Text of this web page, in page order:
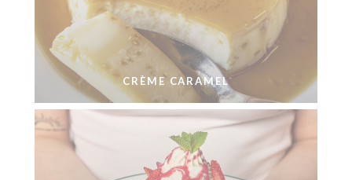
CRÈME CARAMEL